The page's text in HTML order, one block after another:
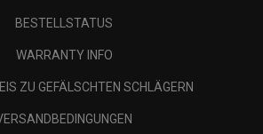
BESTELLSTATUS
WARRANTY INFO
ZU GEFÄLSCHTEN SCHLÄGERN